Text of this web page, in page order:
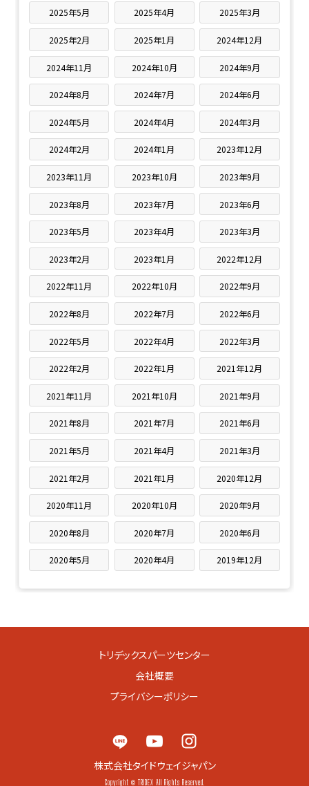
2025年5月 2025年4月 2025年3月
2025年2月 2025年1月 2024年12月
2024年11月 2024年10月 2024年9月
2024年8月 2024年7月 2024年6月
2024年5月 2024年4月 2024年3月
2024年2月 2024年1月 2023年12月
2023年11月 2023年10月 2023年9月
2023年8月 2023年7月 2023年6月
2023年5月 2023年4月 2023年3月
2023年2月 2023年1月 2022年12月
2022年11月 2022年10月 2022年9月
2022年8月 2022年7月 2022年6月
2022年5月 2022年4月 2022年3月
2022年2月 2022年1月 2021年12月
2021年11月 2021年10月 2021年9月
2021年8月 2021年7月 2021年6月
2021年5月 2021年4月 2021年3月
2021年2月 2021年1月 2020年12月
2020年11月 2020年10月 2020年9月
2020年8月 2020年7月 2020年6月
2020年5月 2020年4月 2019年12月
トリデックスパーツセンター
会社概要
プライバシーポリシー
株式会社タイドウェイジャパン
Copyright © TRIDEX All Rights Reserved.